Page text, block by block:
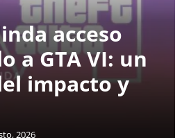
acceso
a GTA VI: un
impacto y
2026